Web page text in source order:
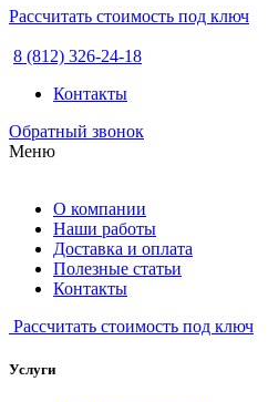
Рассчитать стоимость под ключ
8 (812) 326-24-18
Контакты
Обратный звонок
Меню
О компании
Наши работы
Доставка и оплата
Полезные статьи
Контакты
Рассчитать стоимость под ключ
Услуги